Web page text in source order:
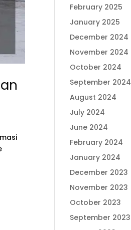
February 2025
January 2025
December 2024
November 2024
October 2024
September 2024
August 2024
July 2024
June 2024
February 2024
January 2024
December 2023
November 2023
October 2023
September 2023